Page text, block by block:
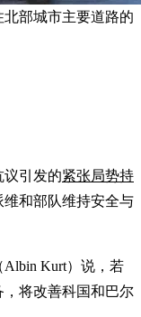
部城市主要道路的
议引发的紧张局势持
维和部队维持安全与
Kurt）说，若
将改善科国和巴尔